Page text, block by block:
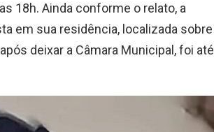
18h. Ainda conforme o relato, a
em sua residência, localizada sobre
deixar a Câmara Municipal, foi até